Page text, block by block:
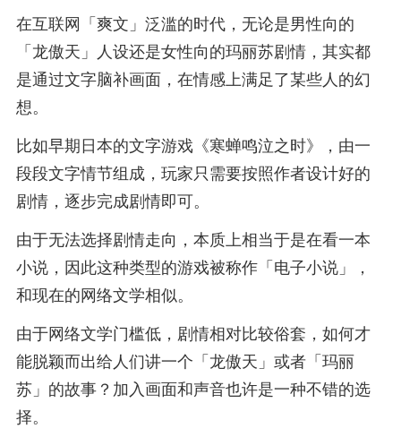
在互联网「爽文」泛滥的时代，无论是男性向的
「龙傲天」人设还是女性向的玛丽苏剧情，其实都
是通过文字脑补画面，在情感上满足了某些人的幻
想。
比如早期日本的文字游戏《寒蝉鸣泣之时》，由一
段段文字情节组成，玩家只需要按照作者设计好的
剧情，逐步完成剧情即可。
由于无法选择剧情走向，本质上相当于是在看一本
小说，因此这种类型的游戏被称作「电子小说」，
和现在的网络文学相似。
由于网络文学门槛低，剧情相对比较俗套，如何才
能脱颖而出给人们讲一个「龙傲天」或者「玛丽
苏」的故事？加入画面和声音也许是一种不错的选
择。